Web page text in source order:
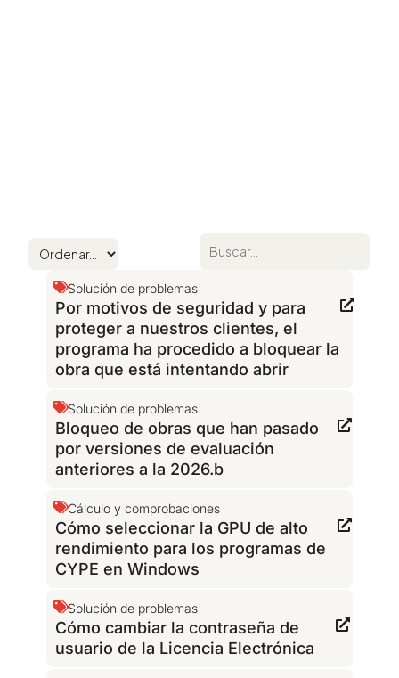
Solución de problemas
Por motivos de seguridad y para
proteger a nuestros clientes, el
programa ha procedido a bloquear la
obra que está intentando abrir
Solución de problemas
Bloqueo de obras que han pasado
por versiones de evaluación
anteriores a la 2026.b
Cálculo y comprobaciones
Cómo seleccionar la GPU de alto
rendimiento para los programas de
CYPE en Windows
Solución de problemas
Cómo cambiar la contraseña de
usuario de la Licencia Electrónica